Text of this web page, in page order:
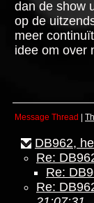
dan de show
op de
meer
idee om over
Message Thread
DB962,
Re:
Re:
Re: